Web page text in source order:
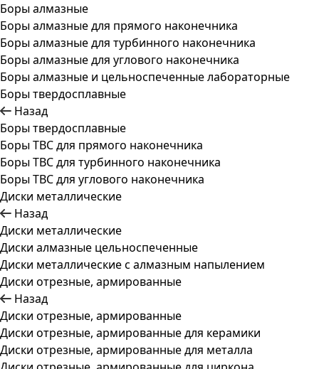
Боры алмазные
Боры алмазные для прямого наконечника
Боры алмазные для турбинного наконечника
Боры алмазные для углового наконечника
Боры алмазные и цельноспеченные лабораторные
Боры твердосплавные
Назад
Боры твердосплавные
Боры ТВС для прямого наконечника
Боры ТВС для турбинного наконечника
Боры ТВС для углового наконечника
Диски металлические
Назад
Диски металлические
Диски алмазные цельноспеченные
Диски металлические с алмазным напылением
Диски отрезные, армированные
Назад
Диски отрезные, армированные
Диски отрезные, армированные для керамики
Диски отрезные, армированные для металла